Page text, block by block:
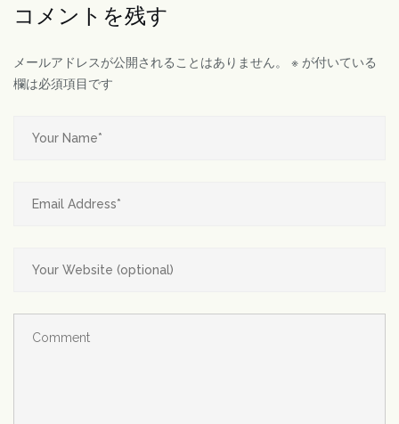
コメントを残す
メールアドレスが公開されることはありません。 ※ が付いている
欄は必須項目です